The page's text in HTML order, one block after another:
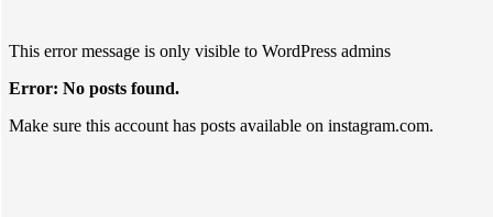
This error message is only visible to WordPress admins
Error: No posts found.
Make sure this account has posts available on instagram.com.